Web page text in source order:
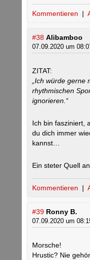
Kommentieren |
#38 Alibamboo
07.09.2020 um
ZITAT:
„Ich würde gerne
rhythmischen
ignorieren.“
Ich bin fasziniert,
du dich immer
kannst…
Ein steter Quell
Kommentieren |
#39 Ronny B.
07.09.2020 um
Morsche!
Hrustic? Nie